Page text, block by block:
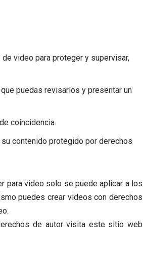
video para proteger y supervisar,
puedas revisarlos y presentar un
coincidencia.
contenido protegido por derechos
para video solo se puede aplicar a los
puedes crear videos con derechos
de autor visita este sitio web